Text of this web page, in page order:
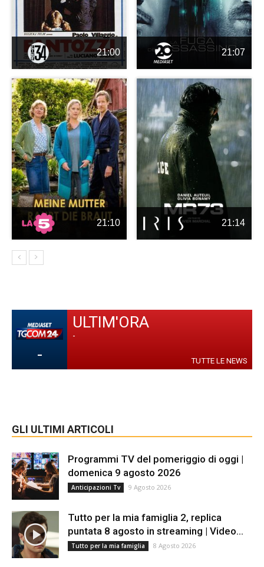
21:00 21:07
21:10 21:14
-
ULTIM'ORA
-
TUTTE LE NEWS
GLI ULTIMI ARTICOLI
Programmi TV del pomeriggio di oggi |
domenica 9 agosto 2026
Anticipazioni Tv 9 Agosto 2026
Tutto per la mia famiglia 2, replica
puntata 8 agosto in streaming | Video...
Tutto per la mia famiglia 8 Agosto 2026